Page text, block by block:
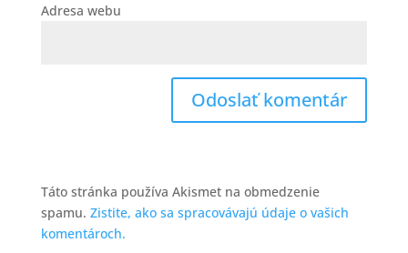
Adresa webu
Táto stránka používa Akismet na obmedzenie
spamu. Zistite, ako sa spracovávajú údaje o vašich
komentároch.